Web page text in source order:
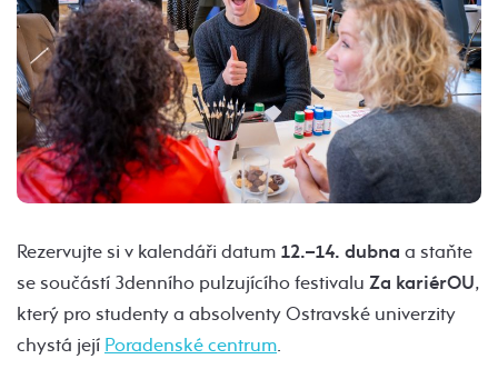
Rezervujte si v kalendáři datum 12.–14. dubna a staňte
se součástí 3denního pulzujícího festivalu Za kariérOU,
který pro studenty a absolventy Ostravské univerzity
chystá její Poradenské centrum.